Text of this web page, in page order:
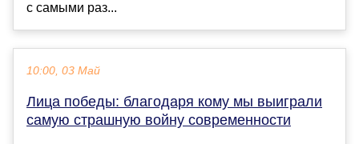
с самыми раз...
10:00, 03 Май
Лица победы: благодаря кому мы выиграли
самую страшную войну современности